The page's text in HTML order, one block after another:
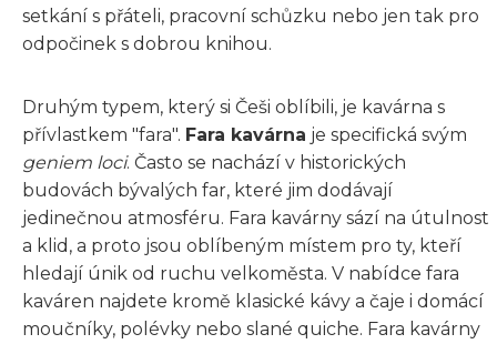
setkání s přáteli, pracovní schůzku nebo jen tak pro
odpočinek s dobrou knihou.
Druhým typem, který si Češi oblíbili, je kavárna s
přívlastkem "fara". Fara kavárna je specifická svým
geniem loci. Často se nachází v historických
budovách bývalých far, které jim dodávají
jedinečnou atmosféru. Fara kavárny sází na útulnost
a klid, a proto jsou oblíbeným místem pro ty, kteří
hledají únik od ruchu velkoměsta. V nabídce fara
kaváren najdete kromě klasické kávy a čaje i domácí
moučníky, polévky nebo slané quiche. Fara kavárny